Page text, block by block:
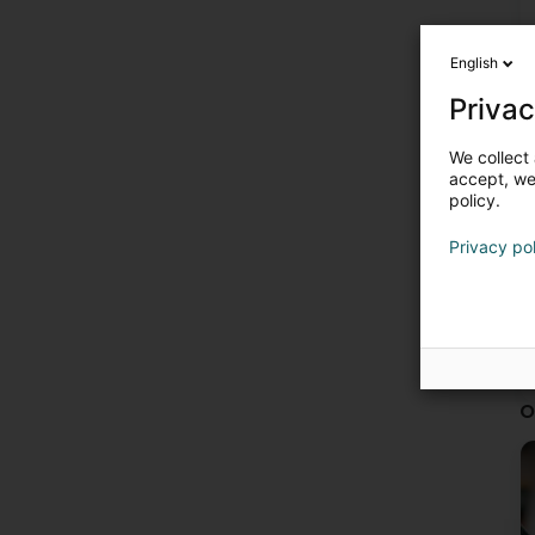
English
We
accept,
policy.
Privacy